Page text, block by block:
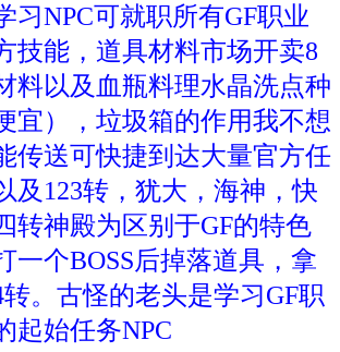
习NPC可就职所有GF职业
技能，道具材料市场开卖8
料以及血瓶料理水晶洗点种
宜），垃圾箱的作用我不想
传送可快捷到达大量官方任
及123转，犹大，海神，快
转神殿为区别于GF的特色
一个BOSS后掉落道具，拿
。古怪的老头是学习GF职
起始任务NPC